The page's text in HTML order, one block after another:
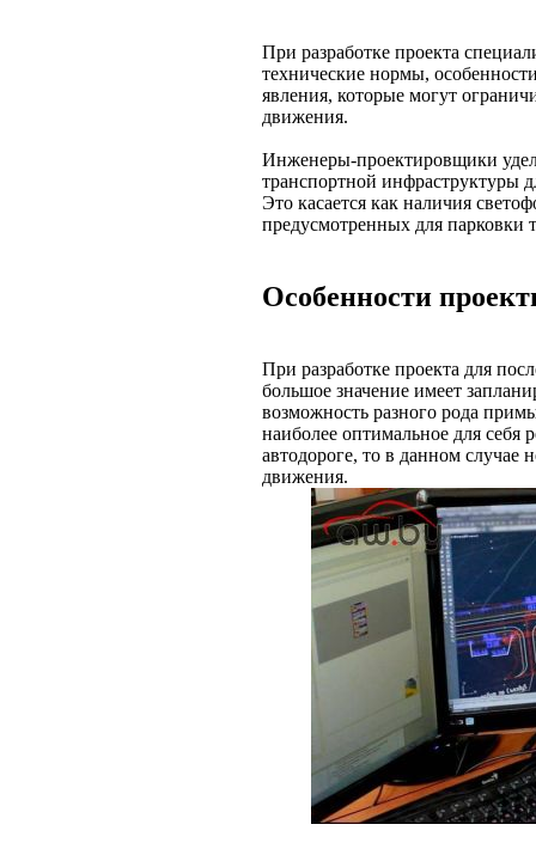
При разработке проекта
технические нормы,
явления, которые могут
движения.
Инженеры-проектировщики
транспортной инфраструктуры
Это касается как наличия
предусмотренных для парковки
Особенности
При разработке проекта для
большое значение имеет
возможность разного рода
наиболее оптимальное для себя
автодороге, то в данном случае
движения.